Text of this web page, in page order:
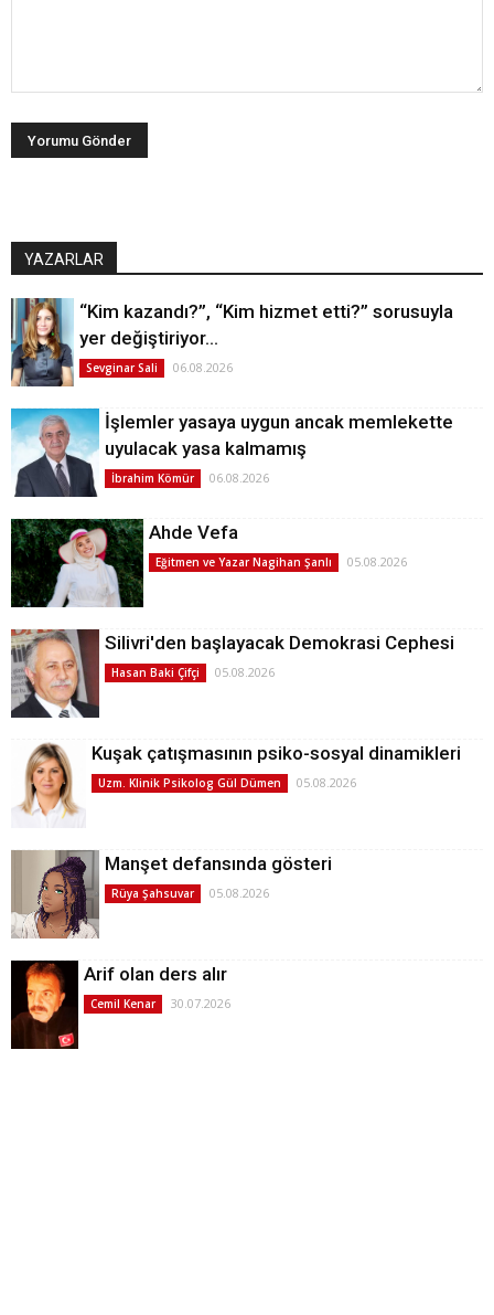
YAZARLAR
“Kim kazandı?”, “Kim hizmet etti?” sorusuyla
yer değiştiriyor…
Sevginar Sali 06.08.2026
İşlemler yasaya uygun ancak memlekette
uyulacak yasa kalmamış
İbrahim Kömür 06.08.2026
Ahde Vefa
Eğitmen ve Yazar Nagihan Şanlı 05.08.2026
Silivri'den başlayacak Demokrasi Cephesi
Hasan Baki Çifçi 05.08.2026
Kuşak çatışmasının psiko-sosyal dinamikleri
Uzm. Klinik Psikolog Gül Dümen 05.08.2026
Manşet defansında gösteri
Rüya Şahsuvar 05.08.2026
Arif olan ders alır
Cemil Kenar 30.07.2026